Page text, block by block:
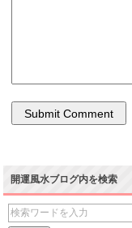
開運風水ブログ内を検索